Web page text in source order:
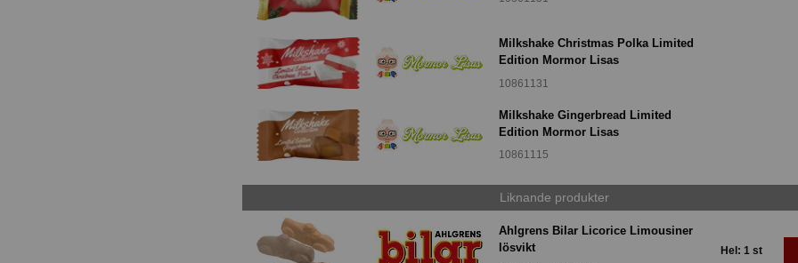
Milkshake Christmas Polka Limited
Edition Mormor Lisas
10861131
Milkshake Gingerbread Limited
Edition Mormor Lisas
10861115
Liknande produkter
Ahlgrens Bilar Licorice Limousiner
lösvikt
Hel: 1 st